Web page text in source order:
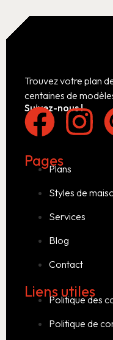
Trouvez votre plan
centaines de
Suivez-nous !
Pages
Plans
Styles de
Services
Blog
Contact
Liens utiles
Politique des
Politique de